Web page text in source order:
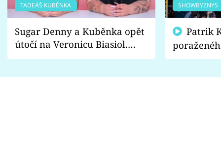
TADEÁŠ KUBĚNKA
Sugar Denny a Kuběnka opět
útočí na Veronicu Biasiol.
Proč je podle nich falešná a
SHOWBYZNYS
fanoušci